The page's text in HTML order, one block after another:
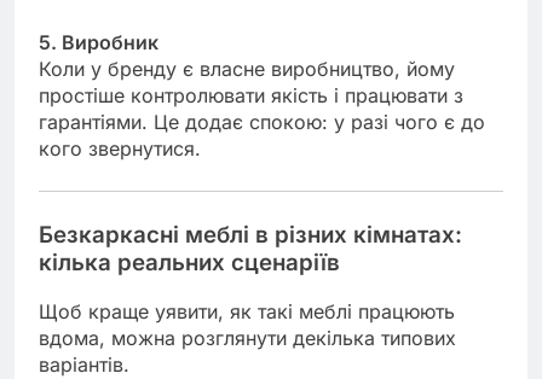
5. Виробник
Коли у бренду є власне виробництво, йому
простіше контролювати якість і працювати з
гарантіями. Це додає спокою: у разі чого є до
кого звернутися.
Безкаркасні меблі в різних кімнатах:
кілька реальних сценаріїв
Щоб краще уявити, як такі меблі працюють
вдома, можна розглянути декілька типових
варіантів.